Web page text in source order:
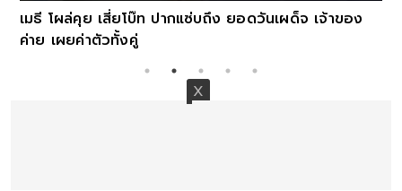
เมธี โผล่คุย เสี่ยโบ๊ท ปากแซ่บถึง ยอดวันเผด็จ เจ้าของ
ค่าย เผยค่าตัวทั้งคู่